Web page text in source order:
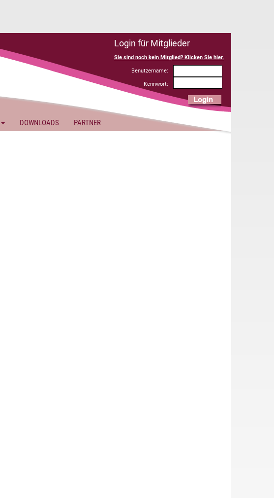
Login für Mitglieder
Sie sind noch kein Mitglied? Klicken Sie hier.
Benutzername:
Kennwort:
DOWNLOADS PARTNER